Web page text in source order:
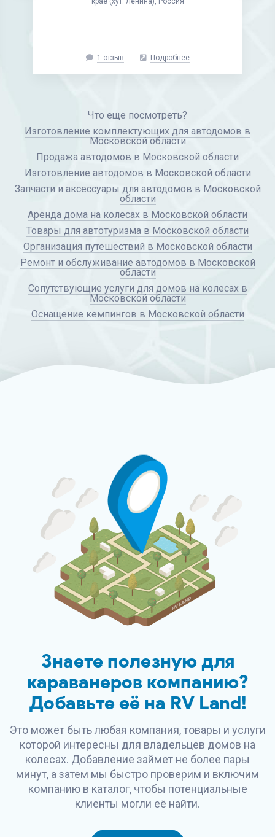
1 отзыв Подробнее
Что еще посмотреть?
Изготовление комплектующих для автодомов в
Московской области
Продажа автодомов в Московской области
Изготовление автодомов в Московской области
Запчасти и аксессуары для автодомов в Московской
области
Аренда дома на колесах в Московской области
Товары для автотуризма в Московской области
Организация путешествий в Московской области
Ремонт и обслуживание автодомов в Московской
области
Сопутствующие услуги для домов на колесах в
Московской области
Оснащение кемпингов в Московской области
Знаете полезную для
караванеров компанию?
Добавьте её на RV Land!
Это может быть любая компания, товары и услуги
которой интересны для владельцев домов на
колесах. Добавление займет не более пары
минут, а затем мы быстро проверим и включим
компанию в каталог, чтобы потенциальные
клиенты могли её найти.